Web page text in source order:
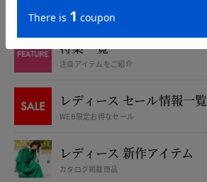
特集
特集一覧
注目アイテムをご紹介
レディース セール情報一覧
WEB限定お得なセール
レディース 新作アイテム
カタログ掲載商品